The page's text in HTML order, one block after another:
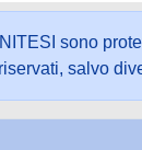
sono
salvo